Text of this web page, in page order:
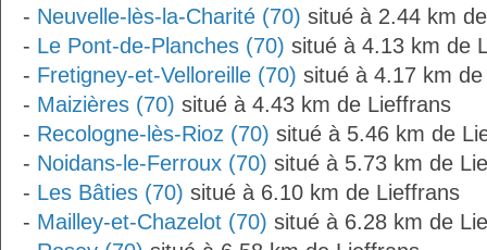
- Neuvelle-lès-la-Charité (70) situé à 2.44 km
- Le Pont-de-Planches (70) situé à 4.13 km de
- Fretigney-et-Velloreille (70) situé à 4.17 km
- Maizières (70) situé à 4.43 km de Lieffrans
- Recologne-lès-Rioz (70) situé à 5.46 km de
- Noidans-le-Ferroux (70) situé à 5.73 km de
- Les Bâties (70) situé à 6.10 km de Lieffrans
- Mailley-et-Chazelot (70) situé à 6.28 km de